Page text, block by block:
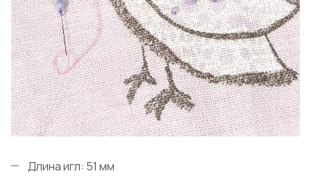
Длина игл: 51 мм